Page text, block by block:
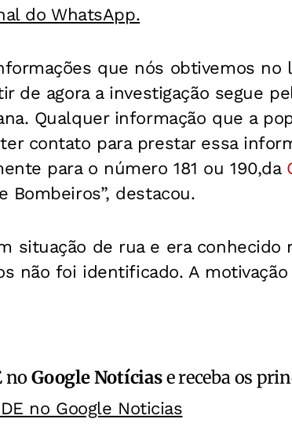
do WhatsApp.
que nós obtivemos no
de agora a investigação segue
Qualquer informação que a
contato para prestar essa
para o número 181 ou 190,da
Bombeiros”, destacou.
situação de rua e era conhecido
não foi identificado. A
noGoogle Notíciase receba os
no Google Noticias